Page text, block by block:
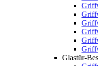
Glastür-